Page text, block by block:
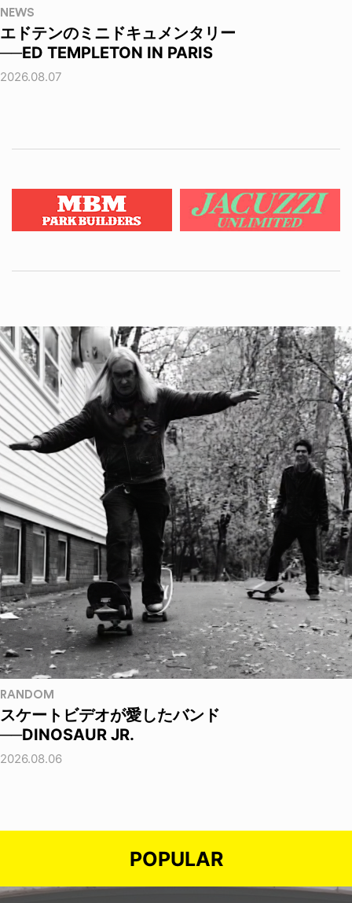
NEWS
エドテンのミニドキュメンタリー
──ED TEMPLETON IN PARIS
2026.08.07
RANDOM
スケートビデオが愛したバンド
──DINOSAUR JR.
2026.08.06
POPULAR